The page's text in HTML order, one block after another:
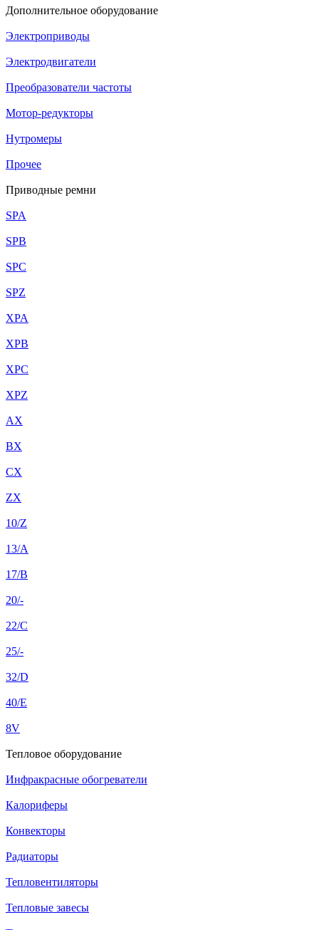
Дополнительное оборудование
Электроприводы
Электродвигатели
Преобразователи частоты
Мотор-редукторы
Нутромеры
Прочее
Приводные ремни
SPA
SPB
SPC
SPZ
XPA
XPB
XPC
XPZ
AX
BX
CX
ZX
10/Z
13/A
17/B
20/-
22/C
25/-
32/D
40/E
8V
Тепловое оборудование
Инфракрасные обогреватели
Калориферы
Конвекторы
Радиаторы
Тепловентиляторы
Тепловые завесы